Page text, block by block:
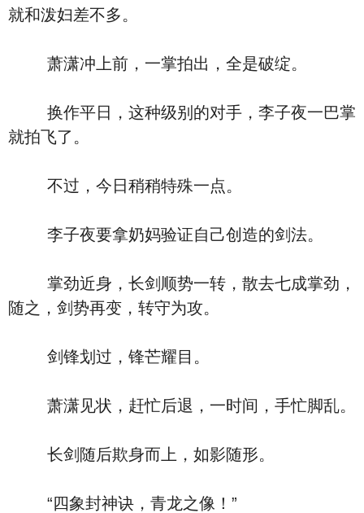
就和泼妇差不多。
萧潇冲上前，一掌拍出，全是破绽。
换作平日，这种级别的对手，李子夜一巴掌
就拍飞了。
不过，今日稍稍特殊一点。
李子夜要拿奶妈验证自己创造的剑法。
掌劲近身，长剑顺势一转，散去七成掌劲，
随之，剑势再变，转守为攻。
剑锋划过，锋芒耀目。
萧潇见状，赶忙后退，一时间，手忙脚乱。
长剑随后欺身而上，如影随形。
“四象封神诀，青龙之像！”